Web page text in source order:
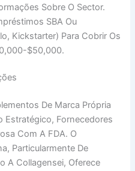
Sobre O Sector.
SBA Ou
Kickstarter) Para Cobrir Os
$50,000.
De Marca Própria
Estratégico, Fornecedores
Com A FDA. O
Particularmente De
A Collagensei, Oferece